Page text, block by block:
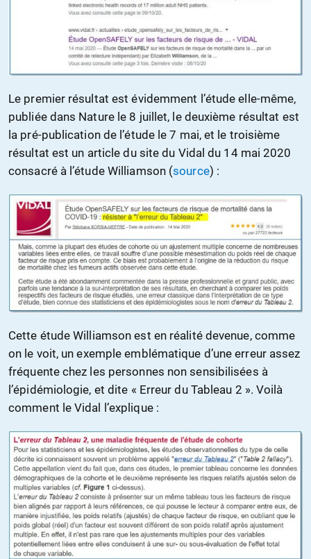
Le premier résultat est évidemment l’étude elle-même,
publiée dans Nature le 8 juillet, le deuxième résultat est
la pré-publication de l’étude le 7 mai, et le troisième
résultat est un article du site du Vidal du 14 mai 2020
consacré à l’étude Williamson (source) :
Cette étude Williamson est en réalité devenue, comme
on le voit, un exemple emblématique d’une erreur assez
fréquente chez les personnes non sensibilisées à
l’épidémiologie, et dite « Erreur du Tableau 2 ». Voilà
comment le Vidal l’explique :